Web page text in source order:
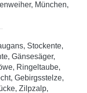
München,
Stockente,
Gänsesäger,
Ringeltaube,
Gebirgsstelze,
Zilpzalp,